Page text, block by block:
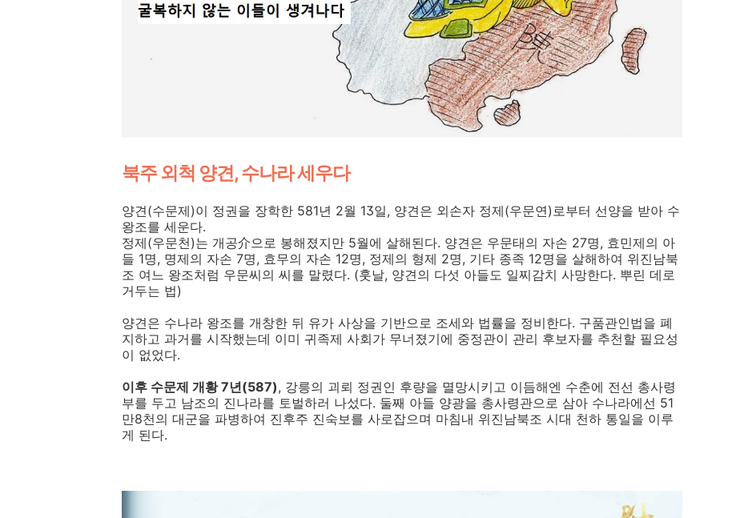
북주 외척 양견, 수나라 세우다
양견(수문제)이 정권을 장학한 581년 2월 13일, 양견은 외손자 정제(우문연)로부터 선양을 받아 수
왕조를 세운다.
정제(우문천)는 개공介으로 봉해졌지만 5월에 살해된다. 양견은 우문태의 자손 27명, 효민제의 아
들 1명, 명제의 자손 7명, 효무의 자손 12명, 정제의 형제 2명, 기타 종족 12명을 살해하여 위진남북
조 여느 왕조처럼 우문씨의 씨를 말렸다. (훗날, 양견의 다섯 아들도 일찌감치 사망한다. 뿌린 데로
거두는 법)
양견은 수나라 왕조를 개창한 뒤 유가 사상을 기반으로 조세와 법률을 정비한다. 구품관인법을 폐
지하고 과거를 시작했는데 이미 귀족제 사회가 무너졌기에 중정관이 관리 후보자를 추천할 필요성
이 없었다.
이후 수문제 개황 7년(587), 강릉의 괴뢰 정권인 후량을 멸망시키고 이듬해엔 수춘에 전선 총사령
부를 두고 남조의 진나라를 토벌하러 나섰다. 둘째 아들 양광을 총사령관으로 삼아 수나라에선 51
만8천의 대군을 파병하여 진후주 진숙보를 사로잡으며 마침내 위진남북조 시대 천하 통일을 이루
게 된다.